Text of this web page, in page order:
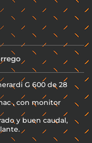
G 600 de 28
, con monitor
y buen caudal,